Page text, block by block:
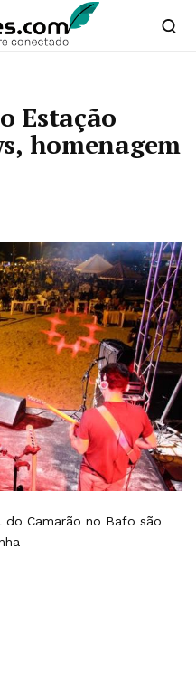
Estação
homenagem
do Camarão no Bafo são